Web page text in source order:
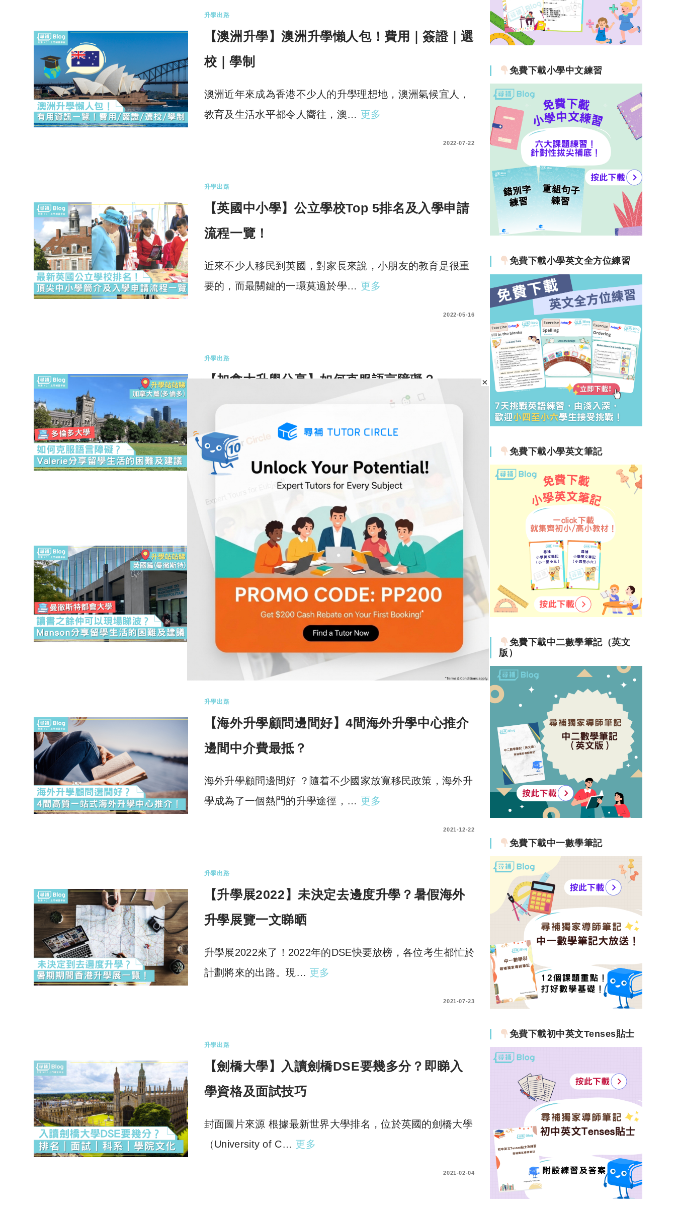
升學出路
【澳洲升學】澳洲升學懶人包！費用｜簽證｜選
校｜學制
澳洲近年來成為香港不少人的升學理想地，澳洲氣候宜人，
教育及生活水平都令人嚮往，澳… 更多
2022-07-22
升學出路
【英國中小學】公立學校Top 5排名及入學申請
流程一覽！
近來不少人移民到英國，對家長來說，小朋友的教育是很重
要的，而最關鍵的一環莫過於學… 更多
2022-05-16
升學出路
【加拿大升學分享】如何克服語言障礙？
Valerie分享留學困難及建議｜升學站站睇
近期海外升學成為了主流趨勢，加上不少國家例如澳洲、加
拿大和英國都推行了新的移民政…
【英國升學分享】如何適應當地生活？Manson
分享留學困難及建議｜升學站站睇
近期海外升學成為了主流趨勢，加上不少國家例如澳洲、加
拿大和英國都推行了新的移民政…更多
0 COMMENTS 2022-02-25
升學出路
【海外升學顧問邊間好】4間海外升學中心推介
邊間中介費最抵？
海外升學顧問邊間好 ？隨着不少國家放寬移民政策，海外升
學成為了一個熱門的升學途徑，… 更多
2021-12-22
升學出路
【升學展2022】未決定去邊度升學？暑假海外
升學展覽一文睇晒
升學展2022來了！2022年的DSE快要放榜，各位考生都忙於
計劃將來的出路。現… 更多
2021-07-23
升學出路
【劍橋大學】入讀劍橋DSE要幾多分？即睇入
學資格及面試技巧
封面圖片來源 根據最新世界大學排名，位於英國的劍橋大學
（University of C… 更多
2021-02-04
免費下載小學中文練習
免費下載小學英文全方位練習
免費下載小學英文筆記
免費下載中二數學筆記（英文
版）
免費下載中一數學筆記
免費下載初中英文Tenses貼士